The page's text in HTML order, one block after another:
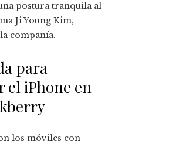
postura tranquila al
Ji Young Kim,
compañía.
para
el iPhone en
los móviles con